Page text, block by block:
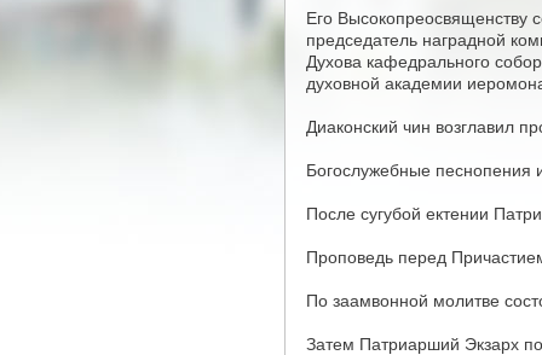
Его Высокопреосвященству
председатель наградной
Духова кафедрального
духовной академии
Диаконский чин возглавил
Богослужебные песнопения
После сугубой ектении
Проповедь перед
По заамвонной молитве
Затем Патриарший Экзарх